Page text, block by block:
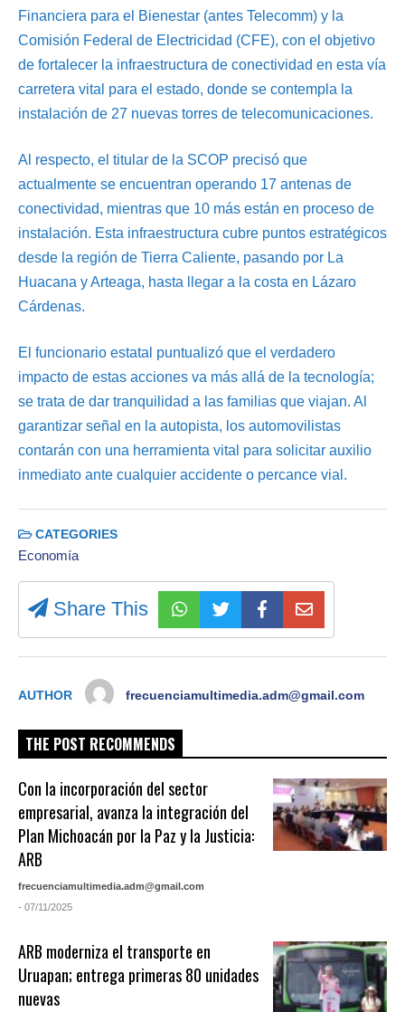
Financiera para el Bienestar (antes Telecomm) y la
Comisión Federal de Electricidad (CFE), con el objetivo
de fortalecer la infraestructura de conectividad en esta vía
carretera vital para el estado, donde se contempla la
instalación de 27 nuevas torres de telecomunicaciones.
Al respecto, el titular de la SCOP precisó que
actualmente se encuentran operando 17 antenas de
conectividad, mientras que 10 más están en proceso de
instalación. Esta infraestructura cubre puntos estratégicos
desde la región de Tierra Caliente, pasando por La
Huacana y Arteaga, hasta llegar a la costa en Lázaro
Cárdenas.
El funcionario estatal puntualizó que el verdadero
impacto de estas acciones va más allá de la tecnología;
se trata de dar tranquilidad a las familias que viajan. Al
garantizar señal en la autopista, los automovilistas
contarán con una herramienta vital para solicitar auxilio
inmediato ante cualquier accidente o percance vial.
CATEGORIES
Economía
Share This
AUTHOR frecuenciamultimedia.adm@gmail.com
THE POST RECOMMENDS
Con la incorporación del sector
empresarial, avanza la integración del
Plan Michoacán por la Paz y la Justicia:
ARB
frecuenciamultimedia.adm@gmail.com
- 07/11/2025
ARB moderniza el transporte en
Uruapan; entrega primeras 80 unidades
nuevas